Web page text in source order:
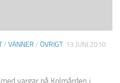
/ VÄNNER / ÖVRIGT 13 JUNI 2010
vargar på Kolmården i